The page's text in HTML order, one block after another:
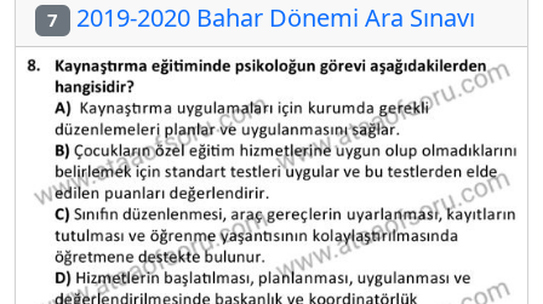
7 2019-2020 Bahar Dönemi Ara Sınavı